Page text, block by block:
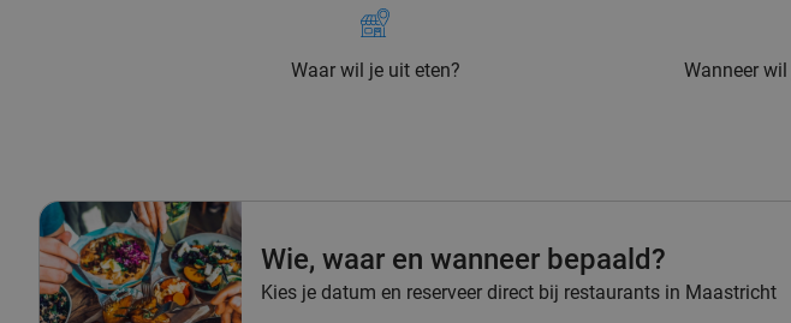
Waar wil je uit eten? Wanneer
Wie, waar en wanneer bepaald?
Kies je datum en reserveer direct bij restaurants in Maastricht